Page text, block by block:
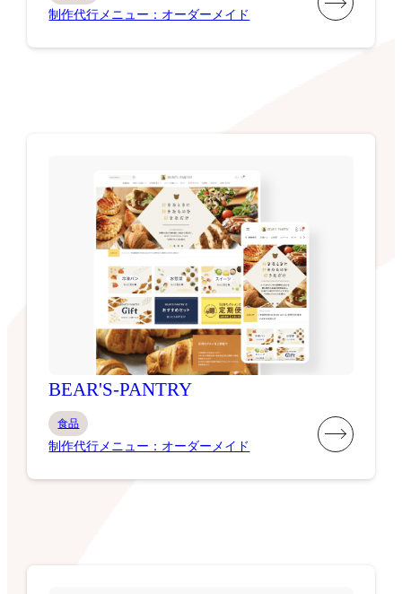
制作代行メニュー：オーダーメイド
BEAR'S-PANTRY
食品
制作代行メニュー：オーダーメイド